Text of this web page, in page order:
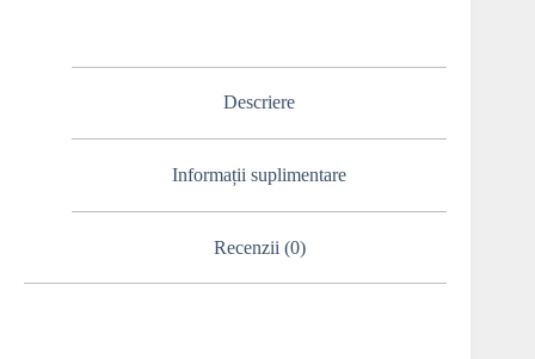
Descriere
Informații suplimentare
Recenzii (0)